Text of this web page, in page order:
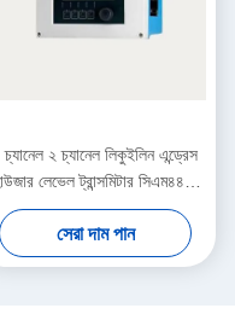
চ্যানেল ২ চ্যানেল লিকুইলিন এন্ড্রেস
লেভেল ট্রান্সমিটার সিএম৪৪২-
এএএম১এ২এফ০১০এ+একে
সেরা দাম পান